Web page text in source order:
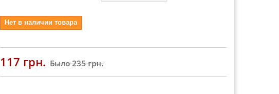
Нет в наличии товара
117 грн. Было235 грн.